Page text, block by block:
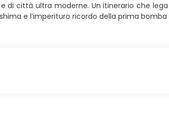
di città ultra moderne. Un itinerario che
e l’imperituro ricordo della prima